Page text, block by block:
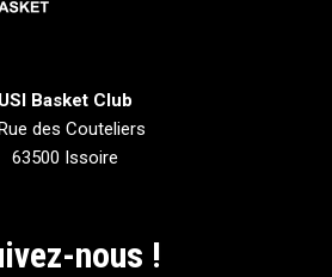
USI Basket Club
des Couteliers
63500 Issoire
nous !